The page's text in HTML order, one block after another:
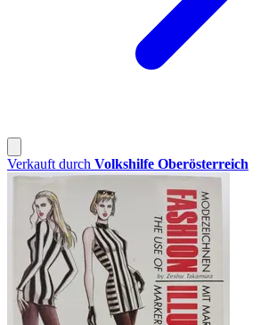
Verkauft durch Volkshilfe Oberösterreich